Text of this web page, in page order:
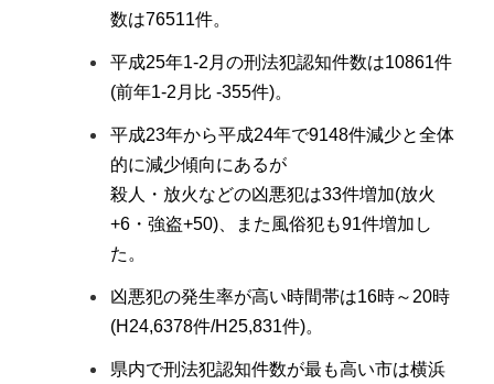
数は76511件。
平成25年1-2月の刑法犯認知件数は10861件
(前年1-2月比 -355件)。
平成23年から平成24年で9148件減少と全体
的に減少傾向にあるが
殺人・放火などの凶悪犯は33件増加(放火
+6・強盗+50)、また風俗犯も91件増加し
た。
凶悪犯の発生率が高い時間帯は16時～20時
(H24,6378件/H25,831件)。
県内で刑法犯認知件数が最も高い市は横浜